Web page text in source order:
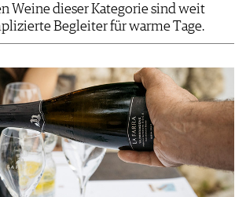
Weine dieser Kategorie sind weit
Begleiter für warme Tage.